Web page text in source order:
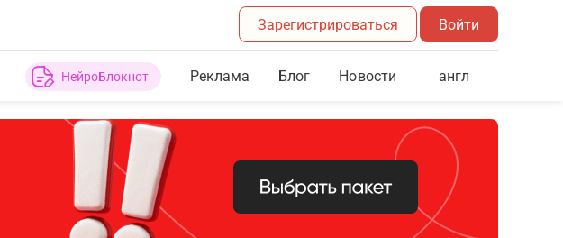
Зарегистрироваться Войти
НейроБлокнот Реклама Блог Новости англ